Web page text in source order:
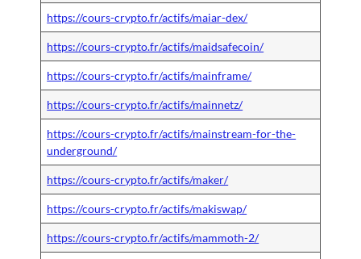
https://cours-crypto.fr/actifs/maiar-dex/
https://cours-crypto.fr/actifs/maidsafecoin/
https://cours-crypto.fr/actifs/mainframe/
https://cours-crypto.fr/actifs/mainnetz/
https://cours-crypto.fr/actifs/mainstream-for-the-
underground/
https://cours-crypto.fr/actifs/maker/
https://cours-crypto.fr/actifs/makiswap/
https://cours-crypto.fr/actifs/mammoth-2/